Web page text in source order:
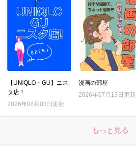
【UNIQLO・GU】ニス
タ店！
2026年08月03日更新
漫画の部屋
2026年07月13日更新
もっと見る